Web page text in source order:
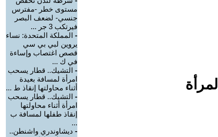
مستوى خطر -مفترس
جنسي- لضعف البصر
فيرتكب 3 جر ...
- المملكة المتحدة: نساء
يروين لبي بي سي
قصص اغتصاب وإساءة
في ك ...
- التشيك.. قطار يسحب
امرأة لمسافة بعيدة
أثناء محاولتها إنقاذ ط ...
- التشيك.. قطار يسحب
امرأة أثناء محاولتها
إنقاذ طفلها لمسافة ب
...
- ديشاوندري واشنطن..